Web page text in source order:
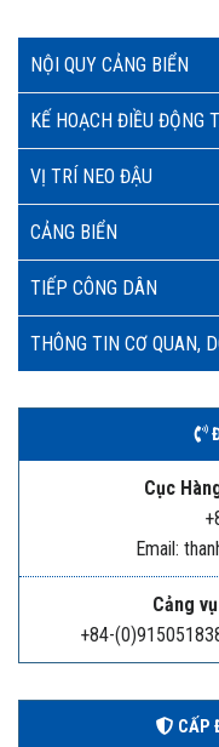
NỘI QUY CẢNG BIỂN
KẾ HOẠCH ĐIỀU ĐỘNG
VỊ TRÍ NEO ĐẬU
CẢNG BIỂN
TIẾP CÔNG DÂN
THÔNG TIN CƠ QUAN,
Cục
Email:
Cảng
+84-
CẤP